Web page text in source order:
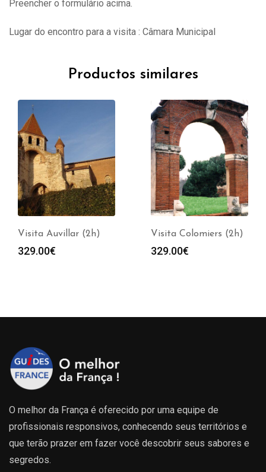
Preencher o formulário acima.
Lugar do encontro para a visita : Câmara Municipal
Productos similares
Visita Auvillar (2h)
329.00€
Visita Colomiers (2h)
329.00€
O melhor da França é oferecido por uma equipe de
profissionais responsivos, conhecendo seus territórios e
que terão prazer em fazer você descobrir seus sabores e
segredos.